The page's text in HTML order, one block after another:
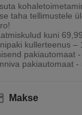
taha tellimustele
kuni
kullerteenus –
pakiautomaat
pakiautomaat -
Makse